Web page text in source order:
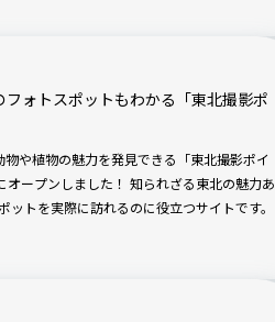
ォトスポットもわかる「東北撮影ポ
や植物の魅力を発見できる「東北撮影ポイ
ープンしました！ 知られざる東北の魅力あ
トを実際に訪れるのに役立つサイトです。